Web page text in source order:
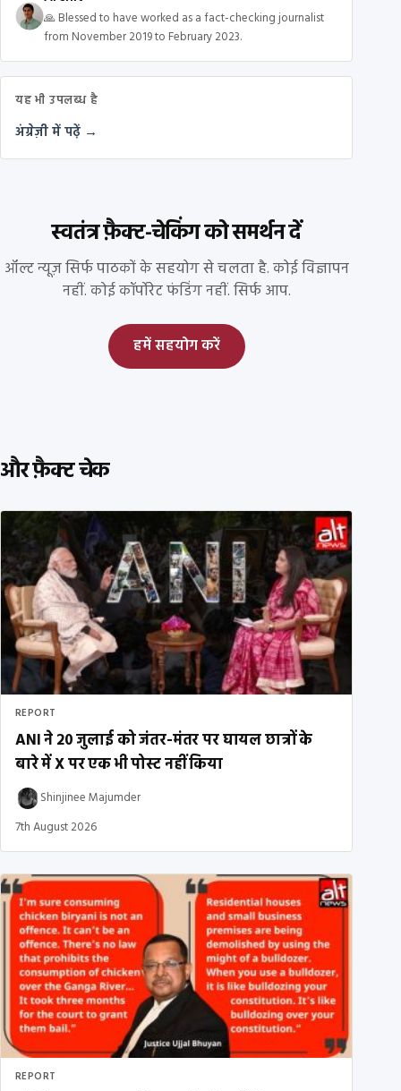
🙏 Blessed to have worked as a fact-checking journalist
from November 2019 to February 2023.
यह भी उपलब्ध है
अंग्रेज़ी में पढ़ें →
स्वतंत्र फ़ैक्ट-चेकिंग को समर्थन दें
ऑल्ट न्यूज़ सिर्फ पाठकों के सहयोग से चलता है. कोई विज्ञापन
नहीं. कोई कॉर्पोरेट फंडिंग नहीं. सिर्फ आप.
हमें सहयोग करें
और फ़ैक्ट चेक
REPORT
ANI ने 20 जुलाई को जंतर-मंतर पर घायल छात्रों के
बारे में X पर एक भी पोस्ट नहीं किया
Shinjinee Majumder
7th August 2026
REPORT